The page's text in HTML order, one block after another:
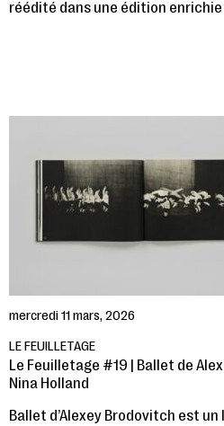
réédité dans une édition
mercredi 11 mars, 2026
LE FEUILLETAGE
Le Feuilletage #19 | Ballet de
Nina Holland
Ballet d’Alexey Brodovitch est